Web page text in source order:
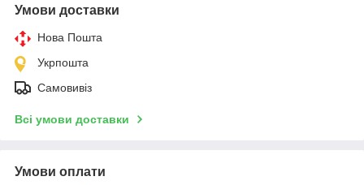
Умови доставки
Нова Пошта
Укрпошта
Самовивіз
Всі умови доставки
Умови оплати